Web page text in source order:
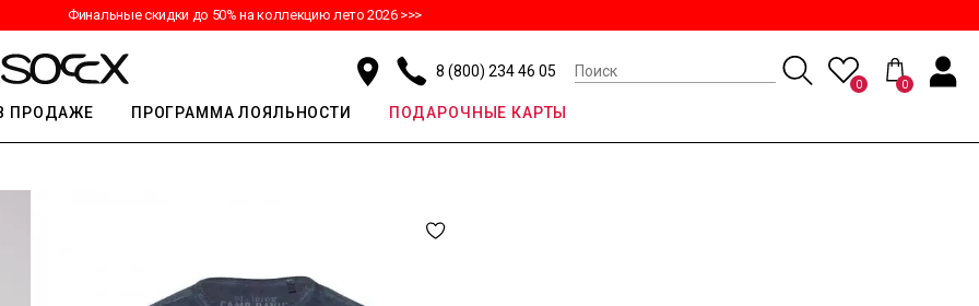
Финальные скидки до 50% на коллекцию лето 2026 >>>
8 (800) 234 46 05
0 0
ПРОДАЖЕ ПРОГРАММА ЛОЯЛЬНОСТИ ПОДАРОЧНЫЕ КАРТЫ